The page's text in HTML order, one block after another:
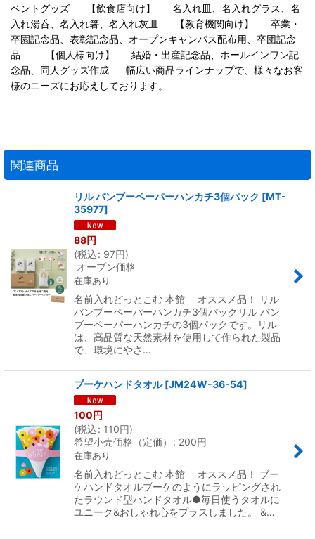
ベントグッズ 【飲食店向け】 名入れ皿、名入れグラス、名
入れ湯呑、名入れ箸、名入れ灰皿 【教育機関向け】 卒業・
卒園記念品、表彰記念品、オープンキャンパス配布用、卒団記念
品 【個人様向け】 結婚・出産記念品、ホールインワン記
念品、同人グッズ作成 幅広い商品ラインナップで、様々なお客
様のニーズにお応えしております。
関連商品
リル バンブーペーパーハンカチ3個パック [MT-
35977]
88円
(税込: 97円)
オープン価格
在庫あり
名前入れどっとこむ 本館 オススメ品！ リル
バンブーペーパーハンカチ3個パックリル バン
ブーペーパーハンカチの3個パックです。リル
は、高品質な天然素材を使用して作られた製品
で、環境にやさ…
ブーケハンドタオル [JM24W-36-54]
100円
(税込: 110円)
希望小売価格（定価）
: 200円
在庫あり
名前入れどっとこむ 本館 オススメ品！ ブー
ケハンドタオルブーケのようにラッピングされ
たラウンド型ハンドタオル●毎日使うタオルに
ユニーク&おしゃれ心をプラスしました。 &…